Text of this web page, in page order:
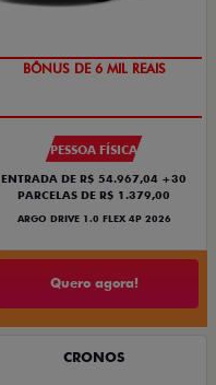
TAXA ZERO
PESSOA FÍSICA
ENTRADA DE R$ 54.967,04 +30
PARCELAS DE R$ 1.379,00
ARGO DRIVE 1.0 FLEX 4P 2026
Quero agora!
CRONOS